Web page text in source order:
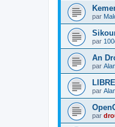
par
par
An
par
par
par